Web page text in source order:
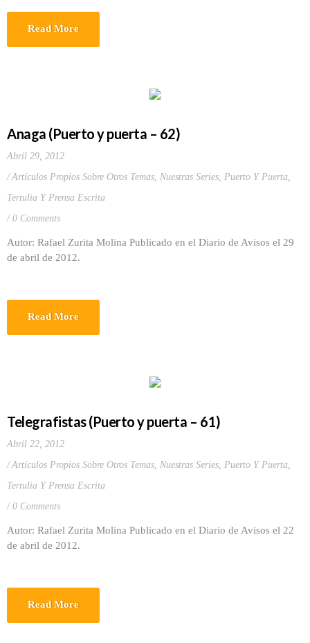
Read More
Anaga (Puerto y puerta – 62)
Abril 29, 2012
Artículos Propios Sobre Otros Temas, Nuestras Series, Puerto Y Puerta,
Tertulia Y Prensa Escrita
0 Comments
Autor: Rafael Zurita Molina Publicado en el Diario de Avisos el 29
de abril de 2012.
Read More
Telegrafistas (Puerto y puerta – 61)
Abril 22, 2012
Artículos Propios Sobre Otros Temas, Nuestras Series, Puerto Y Puerta,
Tertulia Y Prensa Escrita
0 Comments
Autor: Rafael Zurita Molina Publicado en el Diario de Avisos el 22
de abril de 2012.
Read More